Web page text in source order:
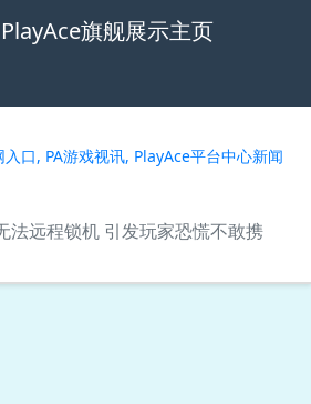
旗舰展示主页
入口, PA游戏视讯, PlayAce平台中心新闻
法远程锁机 引发玩家恐慌不敢携